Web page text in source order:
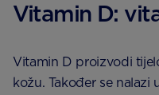
Vitamin D:
Vitamin D proizvodi
kožu. Također se nalazi